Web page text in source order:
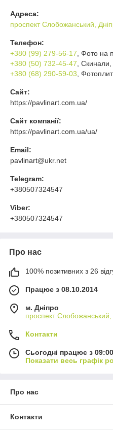
Адреса:
проспект Слобожанський,
Телефон:
+380 (99) 279-56-17 , Фото на
+380 (50) 732-45-47 ,
+380 (68) 290-59-03 ,
Сайт:
https://pavlinart.com.ua/
Сайт компанії:
https://pavlinart.com.ua/ua/
Email:
pavlinart@ukr.net
Telegram:
+380507324547
Viber:
+380507324547
Про нас
100% позитивних з 26
Працює з 08.10.2014
м. Дніпро
проспект Слобожанський,
Контакти
Сьогодні працює з
Показати весь графік
Про нас
Контакти